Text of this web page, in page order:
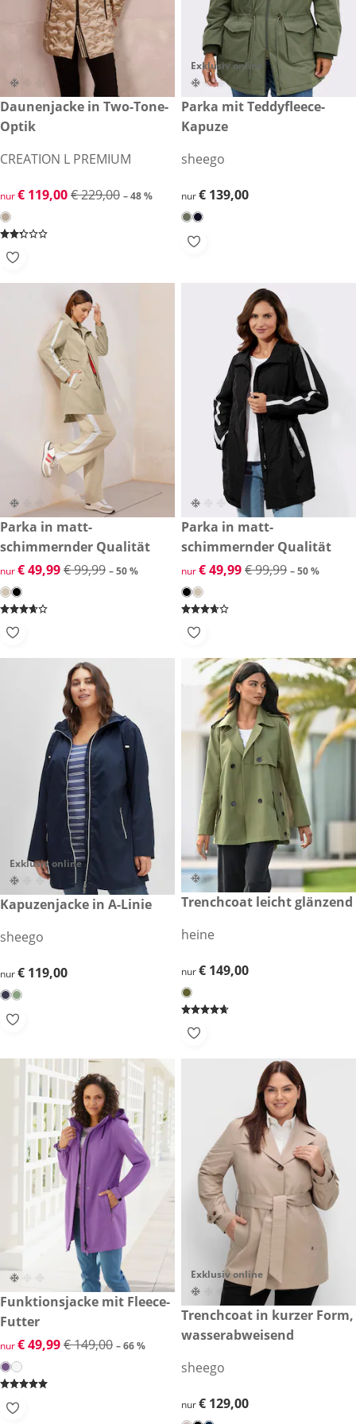
reduzierter Preis € 119,00, vorheriger Preis: € 229,00
-48 %
Daunenjacke in Two-Tone-
Optik
CREATION L PREMIUM
reduzierter Preis € 119,00, vorheriger Preis: € 229,00
nur€ 119,00€ 229,00 – 48 %
Exklusiv online
€ 139,00
Parka mit Teddyfleece-
Kapuze
sheego
€ 139,00
nur€ 139,00
reduzierter Preis € 49,99, vorheriger Preis: € 99,99
-50 %
Parka in matt-
schimmernder Qualität
reduzierter Preis € 49,99, vorheriger Preis: € 99,99
nur€ 49,99€ 99,99 – 50 %
reduzierter Preis € 49,99,
-50 %
Parka in matt-
schimmernder Qualität
reduzierter Preis € 49,99,
nur€ 49,99€ 99,99 – 50 %
Exklusiv online
€ 119,00
Kapuzenjacke in A-Linie
sheego
€ 119,00
nur€ 119,00
€ 149,00
Trenchcoat leicht glänzend
heine
€ 149,00
nur€ 149,00
reduzierter Preis € 49,99, vorheriger Preis: € 149,00
-66 %
Funktionsjacke mit Fleece-
Futter
reduzierter Preis € 49,99, vorheriger Preis: € 149,00
nur€ 49,99€ 149,00 – 66 %
Exklusiv online
€ 129,00
Trenchcoat in kurzer Form,
wasserabweisend
sheego
€ 129,00
nur€ 129,00